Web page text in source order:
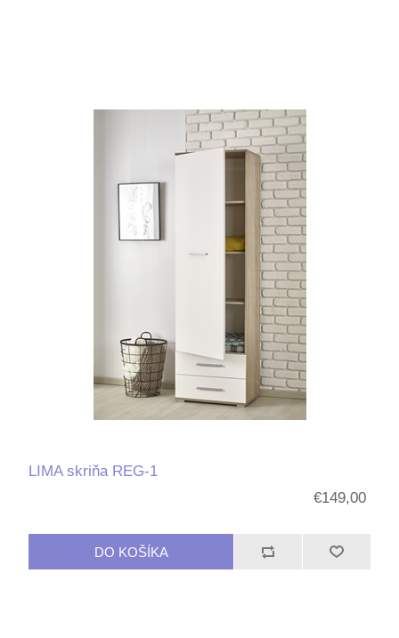
LIMA skriňa REG-1
€149,00